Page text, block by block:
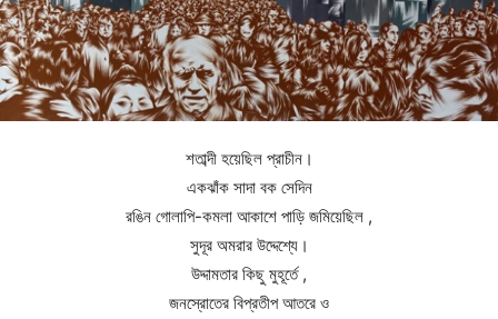
শতাব্দী হয়েছিল প্রাচীন।
একঝাঁক সাদা বক সেদিন
রঙিন গোলাপি-কমলা আকাশে পাড়ি জমিয়েছিল ,
সুদূর অমরার উদ্দেশ্যে।
উদ্দামতার কিছু মুহূর্তে ,
জনস্রোতের বিপ্রতীপ আতরে ও